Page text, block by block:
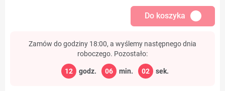
Do koszyka
Zamów do godziny 18:00, a wyślemy następnego dnia
roboczego. Pozostało:
12 godz. 06 min. 02 sek.